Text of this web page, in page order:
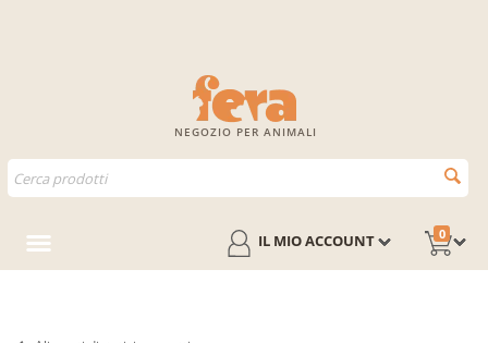
NEGOZIO PER ANIMALI
0
IL MIO ACCOUNT